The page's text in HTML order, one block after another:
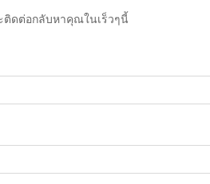
ติดต่อกลับหาคุณในเร็วๆนี้